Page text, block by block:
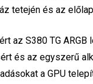
tetején és az
az S380 TG
és az egyszerű
a GPU